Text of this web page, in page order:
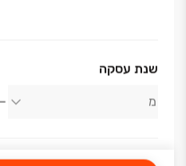
שנת עסקה
אודות החברה
אפריקה ישראל מגורים